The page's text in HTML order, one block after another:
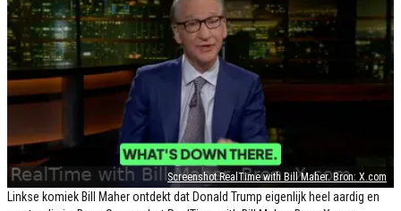
Screenshot RealTime with Bill Maher. Bron: X.com
Linkse komiek Bill Maher ontdekt dat Donald Trump eigenlijk heel aardig en